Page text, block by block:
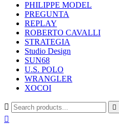
PHILIPPE MODEL
PREGUNTA
REPLAY
ROBERTO CAVALLI
STRATEGIA
Studio Design
SUN68
U.S. POLO
WRANGLER
XOCOI
 
